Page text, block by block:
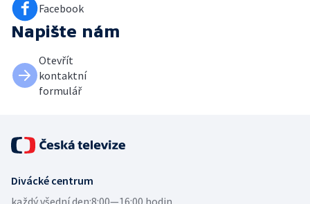
Facebook
Napište nám
Otevřít
kontaktní
formulář
Divácké centrum
každý všední den:8:00—16:00 hodin